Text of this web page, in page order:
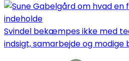
Svindel bekæmpes ikke med
indsigt, samarbejde og modige